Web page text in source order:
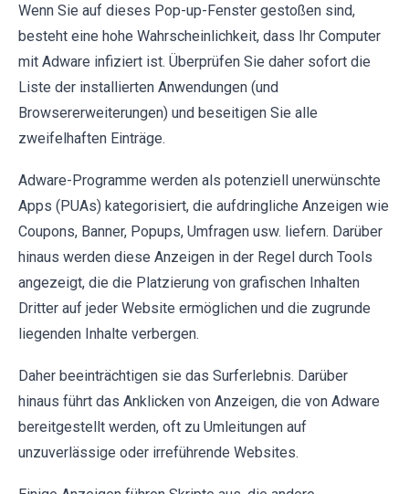
Wenn Sie auf dieses Pop-up-Fenster gestoßen sind,
besteht eine hohe Wahrscheinlichkeit, dass Ihr Computer
mit Adware infiziert ist. Überprüfen Sie daher sofort die
Liste der installierten Anwendungen (und
Browsererweiterungen) und beseitigen Sie alle
zweifelhaften Einträge.
Adware-Programme werden als potenziell unerwünschte
Apps (PUAs) kategorisiert, die aufdringliche Anzeigen wie
Coupons, Banner, Popups, Umfragen usw. liefern. Darüber
hinaus werden diese Anzeigen in der Regel durch Tools
angezeigt, die die Platzierung von grafischen Inhalten
Dritter auf jeder Website ermöglichen und die zugrunde
liegenden Inhalte verbergen.
Daher beeinträchtigen sie das Surferlebnis. Darüber
hinaus führt das Anklicken von Anzeigen, die von Adware
bereitgestellt werden, oft zu Umleitungen auf
unzuverlässige oder irreführende Websites.